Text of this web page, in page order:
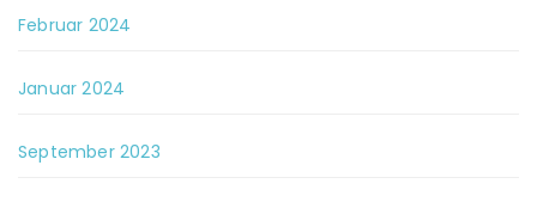
Februar 2024
Januar 2024
September 2023